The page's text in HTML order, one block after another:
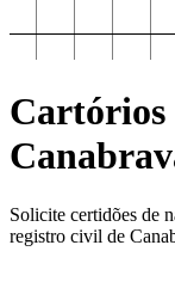
Cartórios
Solicite certidões de
registro civil de